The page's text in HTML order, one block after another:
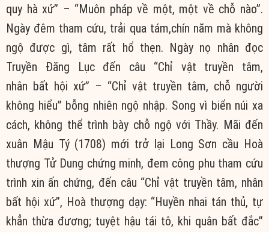
quy hà xứ” – “Muôn pháp về một, một về chỗ nào”.
Ngày đêm tham cứu, trải qua tám,chín năm mà không
ngộ được gì, tâm rất hổ thẹn. Ngày nọ nhân đọc
Truyền Đăng Lục đến câu “Chỉ vật truyền tâm,
nhân bất hội xứ” – “Chỉ vật truyền tâm, chỗ người
không hiểu” bỗng nhiên ngộ nhập. Song vì biển núi xa
cách, không thể trình bày chỗ ngộ với Thầy. Mãi đến
xuân Mậu Tý (1708) mới trở lại Long Sơn cầu Hoà
thượng Tử Dung chứng minh, đem công phu tham cứu
trình xin ấn chứng, đến câu “Chỉ vật truyền tâm, nhân
bất hội xứ”, Hoà thượng dạy: “Huyền nhai tán thủ, tự
khẳn thừa đương; tuyệt hậu tái tô, khi quân bất đắc”